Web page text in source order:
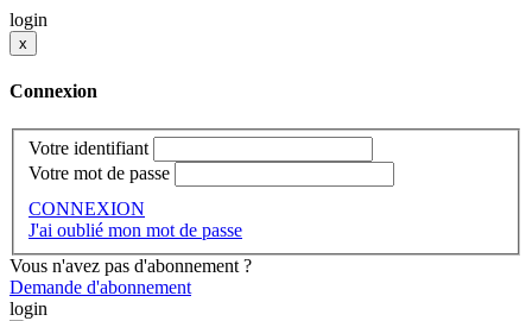
login
x
Connexion
Votre identifiant
Votre mot de passe
CONNEXION
J'ai oublié mon mot de passe
Vous n'avez pas d'abonnement ?
Demande d'abonnement
login